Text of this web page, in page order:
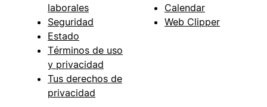
laborales
Seguridad
Estado
Términos de uso
y privacidad
Tus derechos de
privacidad
Calendar
Web Clipper